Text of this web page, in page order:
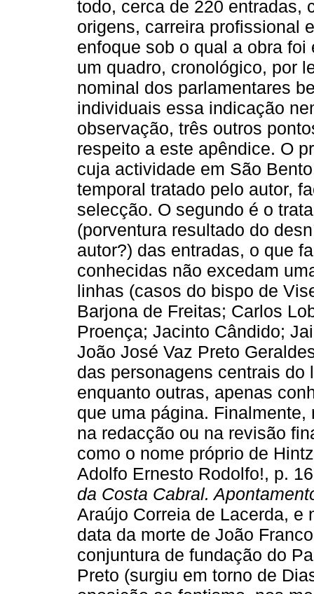
todo, cerca de 220 entradas,
origens, carreira profissional
enfoque sob o qual a obra
um quadro, cronológico, por
nominal dos parlamentares
individuais essa indicação
observação, três outros
respeito a este apêndice. O
cuja actividade em São
temporal tratado pelo autor,
selecção. O segundo é o
(porventura resultado do
autor?) das entradas, o que
conhecidas não excedam
linhas (casos do bispo de
Barjona de Freitas; Carlos
Proença; Jacinto Cândido;
João José Vaz Preto
das personagens centrais
enquanto outras, apenas
que uma página.
na redacção ou na revisão
como o nome próprio de
Adolfo Ernesto Rodolfo!, p.
da Costa Cabral.
Araújo Correia de Lacerda, e
data da morte de João
conjuntura de fundação do
Preto (surgiu em torno de